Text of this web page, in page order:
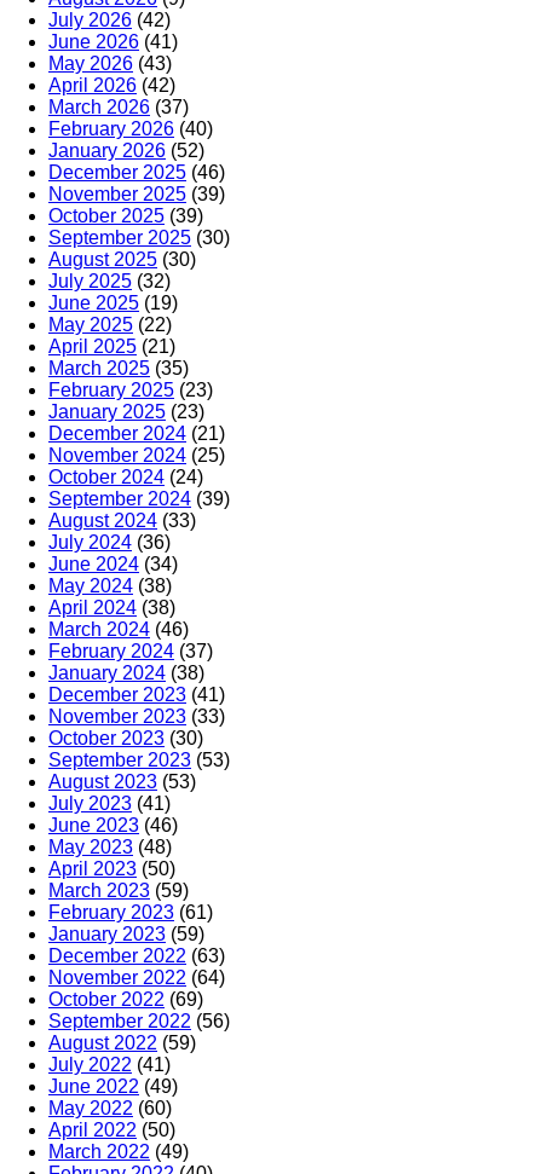
July 2026 (42)
June 2026 (41)
May 2026 (43)
April 2026 (42)
March 2026 (37)
February 2026 (40)
January 2026 (52)
December 2025 (46)
November 2025 (39)
October 2025 (39)
September 2025 (30)
August 2025 (30)
July 2025 (32)
June 2025 (19)
May 2025 (22)
April 2025 (21)
March 2025 (35)
February 2025 (23)
January 2025 (23)
December 2024 (21)
November 2024 (25)
October 2024 (24)
September 2024 (39)
August 2024 (33)
July 2024 (36)
June 2024 (34)
May 2024 (38)
April 2024 (38)
March 2024 (46)
February 2024 (37)
January 2024 (38)
December 2023 (41)
November 2023 (33)
October 2023 (30)
September 2023 (53)
August 2023 (53)
July 2023 (41)
June 2023 (46)
May 2023 (48)
April 2023 (50)
March 2023 (59)
February 2023 (61)
January 2023 (59)
December 2022 (63)
November 2022 (64)
October 2022 (69)
September 2022 (56)
August 2022 (59)
July 2022 (41)
June 2022 (49)
May 2022 (60)
April 2022 (50)
March 2022 (49)